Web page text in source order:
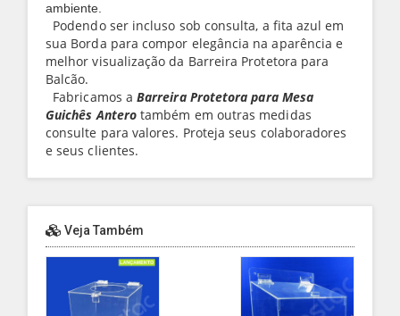
ambiente.
Podendo ser incluso sob consulta, a fita azul em
sua Borda para compor elegância na aparência e
melhor visualização da Barreira Protetora para
Balcão.
Fabricamos aBarreira Protetora para Mesa
Guichês Antero também em outras medidas
consulte para valores. Proteja seus colaboradores
e seus clientes.
Veja Também